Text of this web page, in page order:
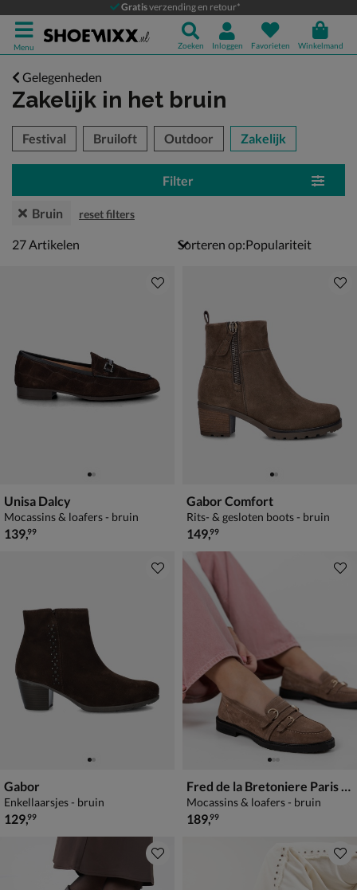
Gratisverzending en retour*
Menu Zoeken Inloggen Favorieten Winkelmand
Gelegenheden
Zakelijk in het bruin
over
Festival Bruiloft Outdoor Zakelijk
Filter
Bruin reset filters
27 artikelen
27Artikelen Sorteren op:
Unisa Dalcy
Mocassins & loafers - bruin
€ 139,99
139,99
Gabor Comfort
Rits- & gesloten boots - bruin
€ 149,99
149,99
Gabor
Enkellaarsjes - bruin
€ 129,99
129,99
Fred de la Bretoniere Paris Grive
Mocassins & loafers - bruin
€ 189,99
189,99